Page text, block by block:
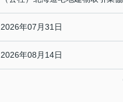
2026年07月31日
2026年08月14日